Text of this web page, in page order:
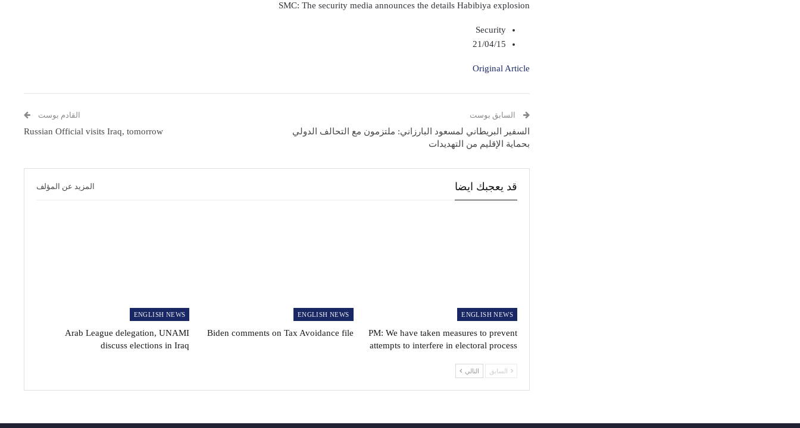
SMC: The security media announces the details Habibiya explosion
Security
21/04/15
Original Article
السابق بوست
السفير البريطاني لمسعود البارزاني: ملتزمون مع التحالف الدولي
بحماية الإقليم من التهديدات
القادم بوست
Russian Official visits Iraq, tomorrow
قد يعجبك ايضا المزيد عن المؤلف
ENGLISH NEWS
PM: We have taken measures to prevent
attempts to interfere in electoral process
ENGLISH NEWS
Biden comments on Tax Avoidance file
ENGLISH NEWS
Arab League delegation, UNAMI
discuss elections in Iraq
السابق التالي